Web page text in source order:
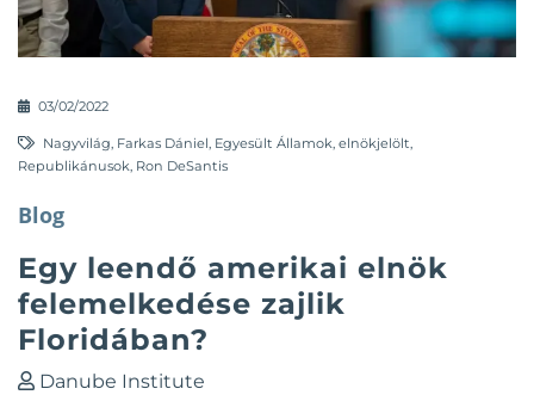
03/02/2022
Nagyvilág, Farkas Dániel, Egyesült Államok, elnökjelölt,
Republikánusok, Ron DeSantis
Blog
Egy leendő amerikai elnök
felemelkedése zajlik
Floridában?
Danube Institute